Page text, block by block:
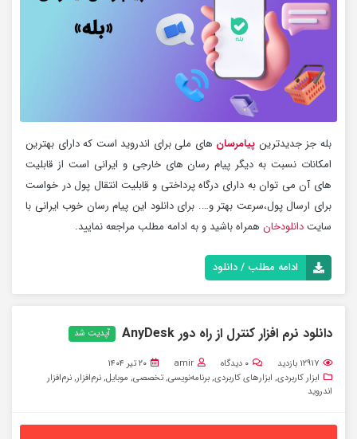
بله جز جدیدترین پیامرسان های ملی برای اندروید است که دارای بهترین
امکانات نسبت به دیگر پیام رسان های خارجی و ایرانی است از قابلیت
های آن می توان به دارای درگاه پرداختی و قابلیت انتقال پول در خواست
برای ارسال پول،سرعت بهتر و…. برای دانلود این پیام رسان خوب ایرانی با
سایتدانلودخان همراه باشید و به ادامه مطلب مراجعه نمایید.
ادامه مطلب / دانلود
دانلود نرم افزار کنترل از راه دور AnyDesk آپدیت شد
۱۲۹۱۷ بازدید ۰ دیدگاه amir
۲۰ تیر ۱۴۰۴
ابزار کاربردی, ابزارهای کاربردی,برنامه‌نویسی,تخصصی, موبایل,نرم‌افزار,نرم‌افزار
اندروید